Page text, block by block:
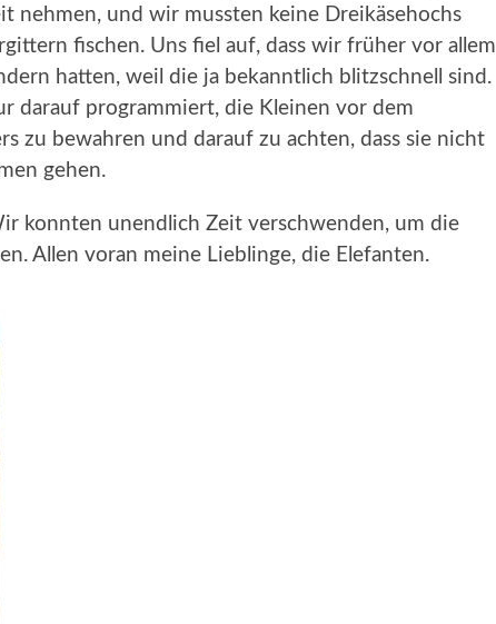
nehmen, und wir mussten keine Dreikäsehochs
fischen. Uns fiel auf, dass wir früher vor allem
hatten, weil die ja bekanntlich blitzschnell sind.
darauf programmiert, die Kleinen vor dem
zu bewahren und darauf zu achten, dass sie nicht
gehen.
konnten unendlich Zeit verschwenden, um die
Allen voran meine Lieblinge, die Elefanten.